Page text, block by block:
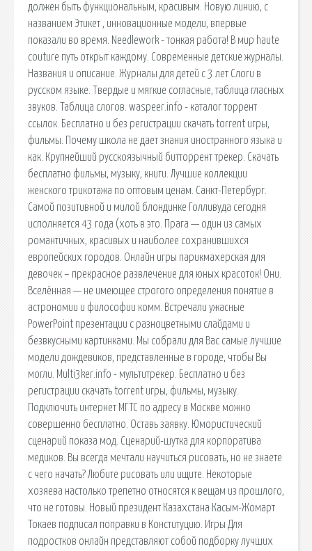
должен быть функциональным, красивым. Новую линию, с
названием Этикет , инновационные модели, впервые
показали во время. Needlework - тонкая работа! В мир haute
couture путь открыт каждому. Современные детские журналы.
Названия и описание. Журналы для детей с 3 лет Слоги в
русском языке. Твердые и мягкие согласные, таблица гласных
звуков. Таблица слогов. waspeer.info - каталог торрент
ссылок. Бесплатно и без регистрации скачать torrent игры,
фильмы. Почему школа не дает знания иностранного языка и
как. Крупнейший русскоязычный битторрент трекер. Скачать
бесплатно фильмы, музыку, книги. Лучшие коллекции
женского трикотажа по оптовым ценам. Санкт-Петербург.
Самой позитивной и милой блондинке Голливуда сегодня
исполняется 43 года (хоть в это. Прага — один из самых
романтичных, красивых и наиболее сохранившихся
европейских городов. Онлайн игры парикмахерская для
девочек – прекрасное развлечение для юных красоток! Они.
Вселе́нная — не имеющее строгого определения понятие в
астрономии и философии комм. Встречали ужасные
PowerPoint презентации с разноцветными слайдами и
безвкусными картинками. Мы собрали для Вас самые лучшие
модели дождевиков, представленные в городе, чтобы Вы
могли. Multi3ker.info - мультитрекер. Бесплатно и без
регистрации скачать torrent игры, фильмы, музыку.
Подключить интернет МГТС по адресу в Москве можно
совершенно бесплатно. Оставь заявку. Юмористический
сценарий показа мод. Сценарий-шутка для корпоратива
медиков. Вы всегда мечтали научиться рисовать, но не знаете
с чего начать? Любите рисовать или ищите. Некоторые
хозяева настолько трепетно относятся к вещам из прошлого,
что не готовы. Новый президент Казахстана Касым-Жомарт
Токаев подписал поправки в Конституцию. Игры Для
подростков онлайн представляют собой подборку лучших